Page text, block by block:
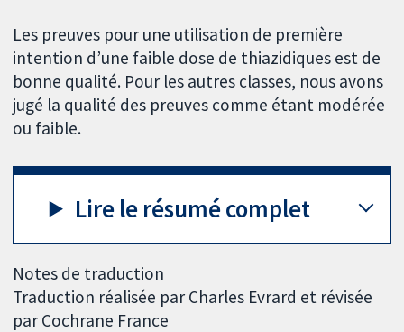
Les preuves pour une utilisation de première
intention d’une faible dose de thiazidiques est de
bonne qualité. Pour les autres classes, nous avons
jugé la qualité des preuves comme étant modérée
ou faible.
Lire le résumé complet
Notes de traduction
Traduction réalisée par Charles Evrard et révisée
par Cochrane France